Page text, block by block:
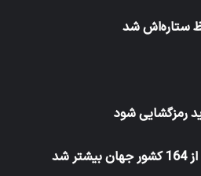
ستاره‌اش شد
رمزگشایی شود
شد